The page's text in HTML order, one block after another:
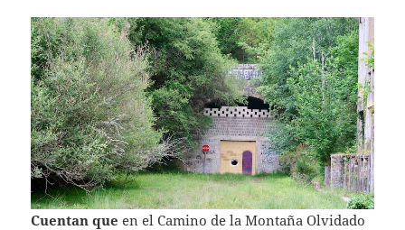
Cuentan que en el Camino de la Montaña Olvidado